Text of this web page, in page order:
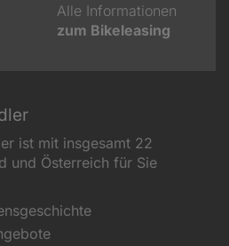
Alle Informationen
zum Bikeleasing
ist mit insgesamt 22
und Österreich für Sie